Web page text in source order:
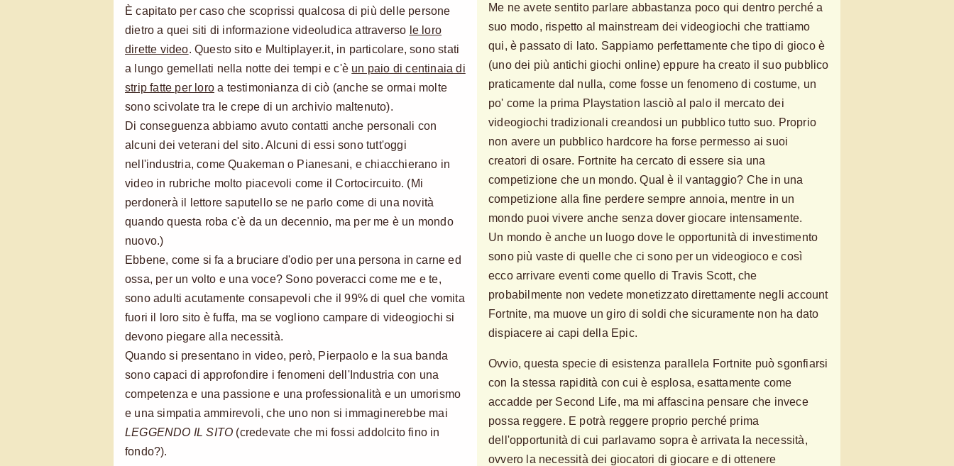
È capitato per caso che scoprissi qualcosa di più delle persone
dietro a quei siti di informazione videoludica attraverso le loro
dirette video. Questo sito e Multiplayer.it, in particolare, sono stati
a lungo gemellati nella notte dei tempi e c'è un paio di centinaia di
strip fatte per loro a testimonianza di ciò (anche se ormai molte
sono scivolate tra le crepe di un archivio maltenuto).
Di conseguenza abbiamo avuto contatti anche personali con
alcuni dei veterani del sito. Alcuni di essi sono tutt'oggi
nell'industria, come Quakeman o Pianesani, e chiacchierano in
video in rubriche molto piacevoli come il Cortocircuito. (Mi
perdonerà il lettore saputello se ne parlo come di una novità
quando questa roba c'è da un decennio, ma per me è un mondo
nuovo.)
Ebbene, come si fa a bruciare d'odio per una persona in carne ed
ossa, per un volto e una voce? Sono poveracci come me e te,
sono adulti acutamente consapevoli che il 99% di quel che vomita
fuori il loro sito è fuffa, ma se vogliono campare di videogiochi si
devono piegare alla necessità.
Quando si presentano in video, però, Pierpaolo e la sua banda
sono capaci di approfondire i fenomeni dell'Industria con una
competenza e una passione e una professionalità e un umorismo
e una simpatia ammirevoli, che uno non si immaginerebbe mai
LEGGENDO IL SITO (credevate che mi fossi addolcito fino in
fondo?).
Me ne avete sentito parlare abbastanza poco qui dentro perché a
suo modo, rispetto al mainstream dei videogiochi che trattiamo
qui, è passato di lato. Sappiamo perfettamente che tipo di gioco è
(uno dei più antichi giochi online) eppure ha creato il suo pubblico
praticamente dal nulla, come fosse un fenomeno di costume, un
po' come la prima Playstation lasciò al palo il mercato dei
videogiochi tradizionali creandosi un pubblico tutto suo. Proprio
non avere un pubblico hardcore ha forse permesso ai suoi
creatori di osare. Fortnite ha cercato di essere sia una
competizione che un mondo. Qual è il vantaggio? Che in una
competizione alla fine perdere sempre annoia, mentre in un
mondo puoi vivere anche senza dover giocare intensamente.
Un mondo è anche un luogo dove le opportunità di investimento
sono più vaste di quelle che ci sono per un videogioco e così
ecco arrivare eventi come quello di Travis Scott, che
probabilmente non vedete monetizzato direttamente negli account
Fortnite, ma muove un giro di soldi che sicuramente non ha dato
dispiacere ai capi della Epic.
Ovvio, questa specie di esistenza parallela Fortnite può sgonfiarsi
con la stessa rapidità con cui è esplosa, esattamente come
accadde per Second Life, ma mi affascina pensare che invece
possa reggere. E potrà reggere proprio perché prima
dell'opportunità di cui parlavamo sopra è arrivata la necessità,
ovvero la necessità dei giocatori di giocare e di ottenere